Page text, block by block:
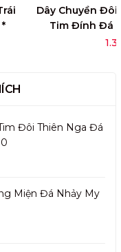
Dây Chuyền Đôi
Tim Đính Đá
Đôi Thiên Nga Đá
Miện Đá Nhảy My